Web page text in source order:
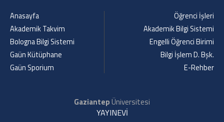
Anasayfa
Akademik Takvim
Bologna Bilgi Sistemi
Gaün Kütüphane
Gaün Sporium
Öğrenci İşleri
Akademik Bilgi Sistemi
Engelli Öğrenci Birimi
Bilgi İşlem D. Bşk.
E-Rehber
GaziantepÜniversitesi
YAYINEVİ